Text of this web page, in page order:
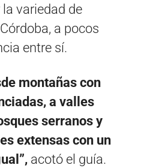
variedad de
a pocos
entre sí.
montañas con
a valles
serranos y
extensas con un
acotó el guía.